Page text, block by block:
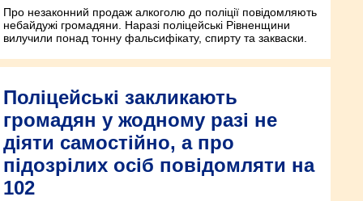
Про незаконний продаж алкоголю до поліції повідомляють
небайдужі громадяни. Наразі поліцейські Рівненщини
вилучили понад тонну фальсифікату, спирту та закваски.
Поліцейські закликають
громадян у жодному разі не
діяти самостійно, а про
підозрілих осіб повідомляти на
102